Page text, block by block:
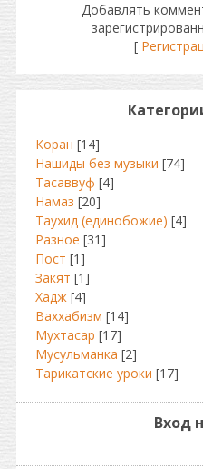
Добавлять
[
Коран [14]
Нашиды без музыки [74]
Тасаввуф [4]
Намаз [20]
Таухид (единобожие) [4]
Разное [31]
Пост [1]
Закят [1]
Хадж [4]
Ваххабизм [14]
Мухтасар [17]
Мусульманка [2]
Тарикатские уроки [17]
Вход